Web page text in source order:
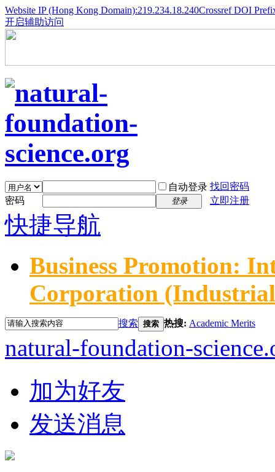
Website IP (Hong Kong Domain):219.234.18.240Crossref DOI
开启辅助访问
自动登录 找回密码
密码
登录 立即注册
快捷导航
Business Promotion:
Corporation
搜索 搜索 热搜: Academic Merits
natural-foundation-
加为好友
发送消息